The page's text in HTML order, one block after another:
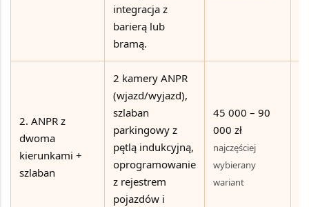
integracja z
barierą lub
bramą.
2. ANPR z
dwoma
kierunkami +
szlaban
2 kamery ANPR
(wjazd/wyjazd),
szlaban
parkingowy z
pętlą indukcyjną,
oprogramowanie
z rejestrem
pojazdów i
45 000 – 90
000 zł
najczęściej
wybierany
wariant